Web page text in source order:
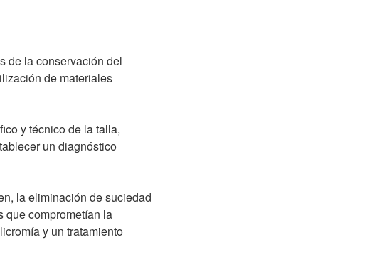
de la conservación del
de materiales
y técnico de la talla,
un diagnóstico
la eliminación de suciedad
que comprometían la
y un tratamiento